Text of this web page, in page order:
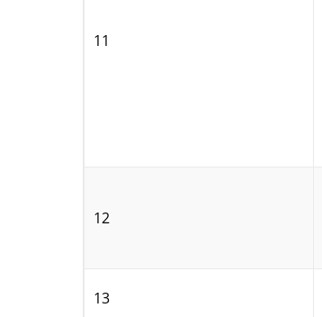
11
12
13